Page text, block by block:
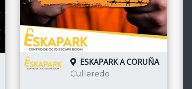
ESKAPARK A CORUÑA
Culleredo